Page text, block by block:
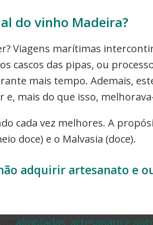
do vinho Madeira?
Viagens marítimas
cascos das pipas, ou
mais tempo. Ademais,
mais do que isso,
cada vez melhores. A
doce) e o Malvasia (doce).
adquirir artesanato e
almofadas artesanato e